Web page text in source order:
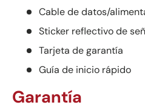
Cable de datos/
Sticker reflectivo de
Tarjeta de garantía
Guía de inicio rápido
Garantía